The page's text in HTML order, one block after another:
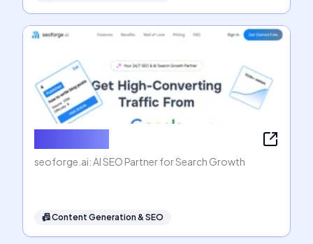
seoforge.ai: AI SEO Partner for Search Growth
📠Content Generation & SEO